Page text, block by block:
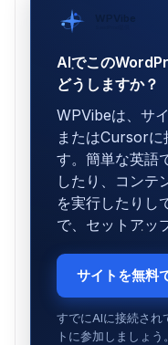
WPVibe
AIでこの
どうしますか？
WPVibeは、サ
またはCursorに
す。簡単な英語
したり、コンテ
を実行したりし
で、セットアッ
サイトを無料
すでにAIに接続さ
トに参加しましょう。